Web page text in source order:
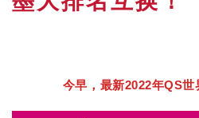
今早，最新2022年QS世